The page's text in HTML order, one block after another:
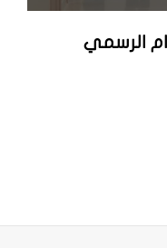
الرسمي